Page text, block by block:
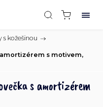
s kožešinou /
amortizérem s motivem,
s amortizérem